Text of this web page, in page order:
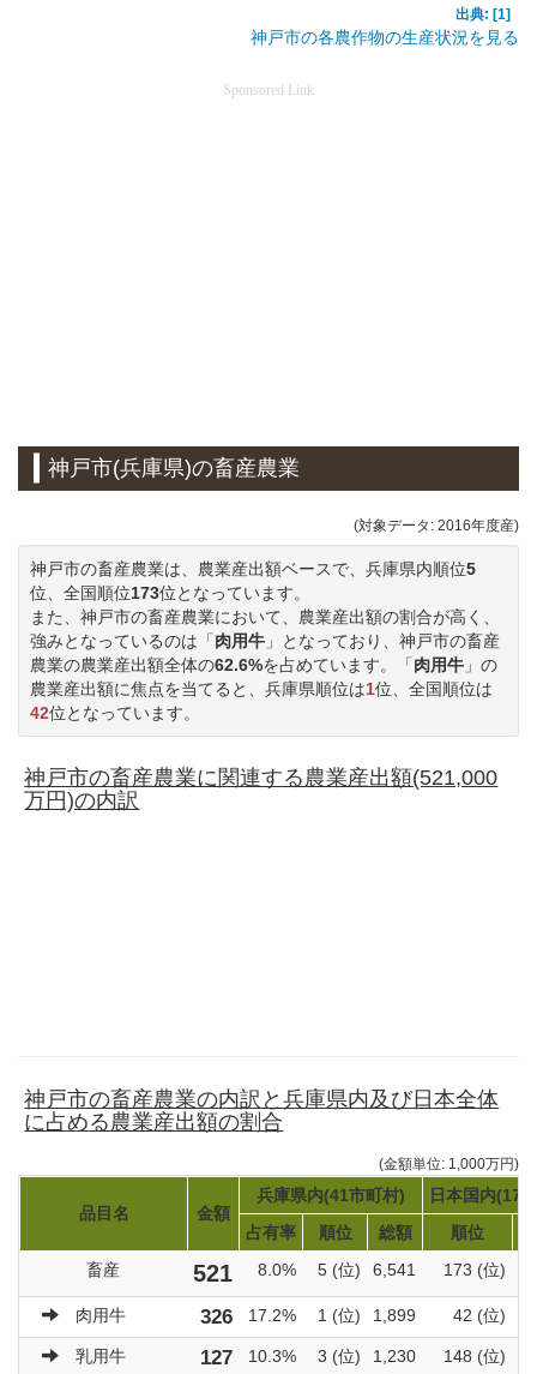
出典: [1]
神戸市の各農作物の生産状況を見る
Sponsored Link
神戸市(兵庫県)の畜産農業
(対象データ: 2016年度産)
神戸市の畜産農業は、農業産出額ベースで、兵庫県内順位5
位、全国順位173位となっています。
また、神戸市の畜産農業において、農業産出額の割合が高く、
強みとなっているのは「肉用牛 」となっており、神戸市の畜産
農業の農業産出額全体の62.6%を占めています。「肉用牛 」の
農業産出額に焦点を当てると、兵庫県順位は1位、全国順位は
42位となっています。
神戸市の畜産農業に関連する農業産出額(521,000
万円)の内訳
神戸市の畜産農業の内訳と兵庫県内及び日本全体
に占める農業産出額の割合
(金額単位: 1,000万円)
品目名 金額
兵庫県内(41市町村)
日本国内
占有率
順位 総額
順位
畜産
521 8.0% 5 (位) 6,541 173 (位)
肉用牛 326 17.2% 1 (位) 1,899 42 (位)
乳用牛 127 10.3% 3 (位) 1,230 148 (位)